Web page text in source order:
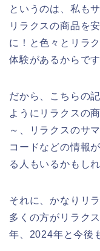
というのは、私も
リラクスの商品を
に！と色々とリラ
体験があるからです
だから、こちらの
ようにリラクスの
～、リラクスのサ
コードなどの情報
る人もいるかもし
それに、かなりリ
多くの方がリラク
年、2024年と今後